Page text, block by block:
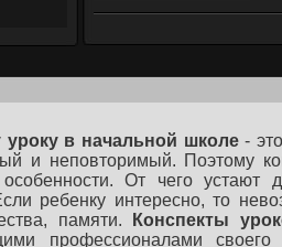
в начальной школе-
и неповторимый. Поэтому
От чего устают
ребенку интересно, то
памяти.
Конспекты
профессионалами